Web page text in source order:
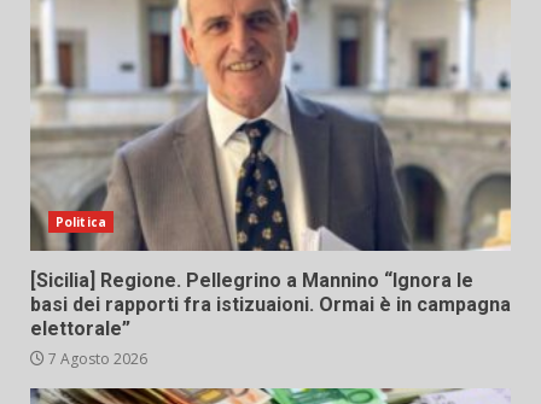
Politica
[Sicilia] Regione. Pellegrino a Mannino “Ignora le
basi dei rapporti fra istizuaioni. Ormai è in campagna
elettorale”
7 Agosto 2026